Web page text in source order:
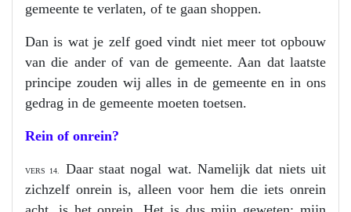
gemeente te verlaten, of te gaan shoppen.
Dan is wat je zelf goed vindt niet meer tot opbouw
van die ander of van de gemeente. Aan dat laatste
principe zouden wij alles in de gemeente en in ons
gedrag in de gemeente moeten toetsen.
Rein of onrein?
VERS 14.
Daar staat nogal wat. Namelijk dat niets uit
zichzelf onrein is, alleen voor hem die iets onrein